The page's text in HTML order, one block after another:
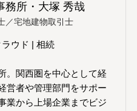
務所・大塚 秀哉
／宅地建物取引士
ウド | 相続
。関西圏を中心として経
営者や管理部門をサポー
業から上場企業までビジ